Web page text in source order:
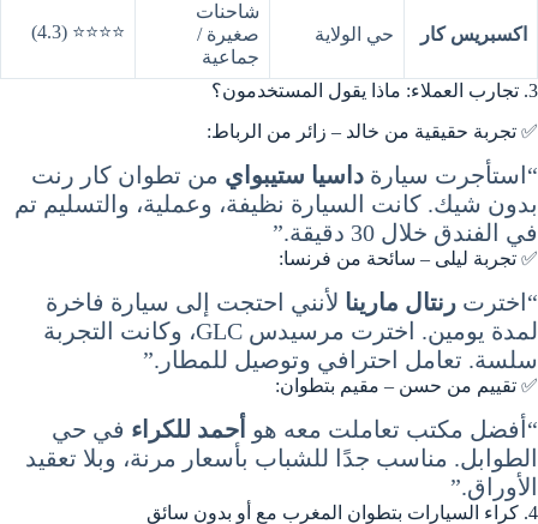
اكسبريس كار حي الولاية
شاحنات
صغيرة /
جماعية
⭐⭐⭐⭐ (4.3)
3. تجارب العملاء: ماذا يقول المستخدمون؟
✅ تجربة حقيقية من خالد – زائر من الرباط:
“استأجرت سيارة داسيا ستيبواي من تطوان كار رنت
بدون شيك. كانت السيارة نظيفة، وعملية، والتسليم تم
في الفندق خلال 30 دقيقة.”
✅ تجربة ليلى – سائحة من فرنسا:
“اخترت رنتال مارينا لأنني احتجت إلى سيارة فاخرة
لمدة يومين. اخترت مرسيدس GLC، وكانت التجربة
سلسة. تعامل احترافي وتوصيل للمطار.”
✅ تقييم من حسن – مقيم بتطوان:
“أفضل مكتب تعاملت معه هو أحمد للكراء في حي
الطوابل. مناسب جدًا للشباب بأسعار مرنة، وبلا تعقيد
الأوراق.”
4. كراء السيارات بتطوان المغرب مع أو بدون سائق